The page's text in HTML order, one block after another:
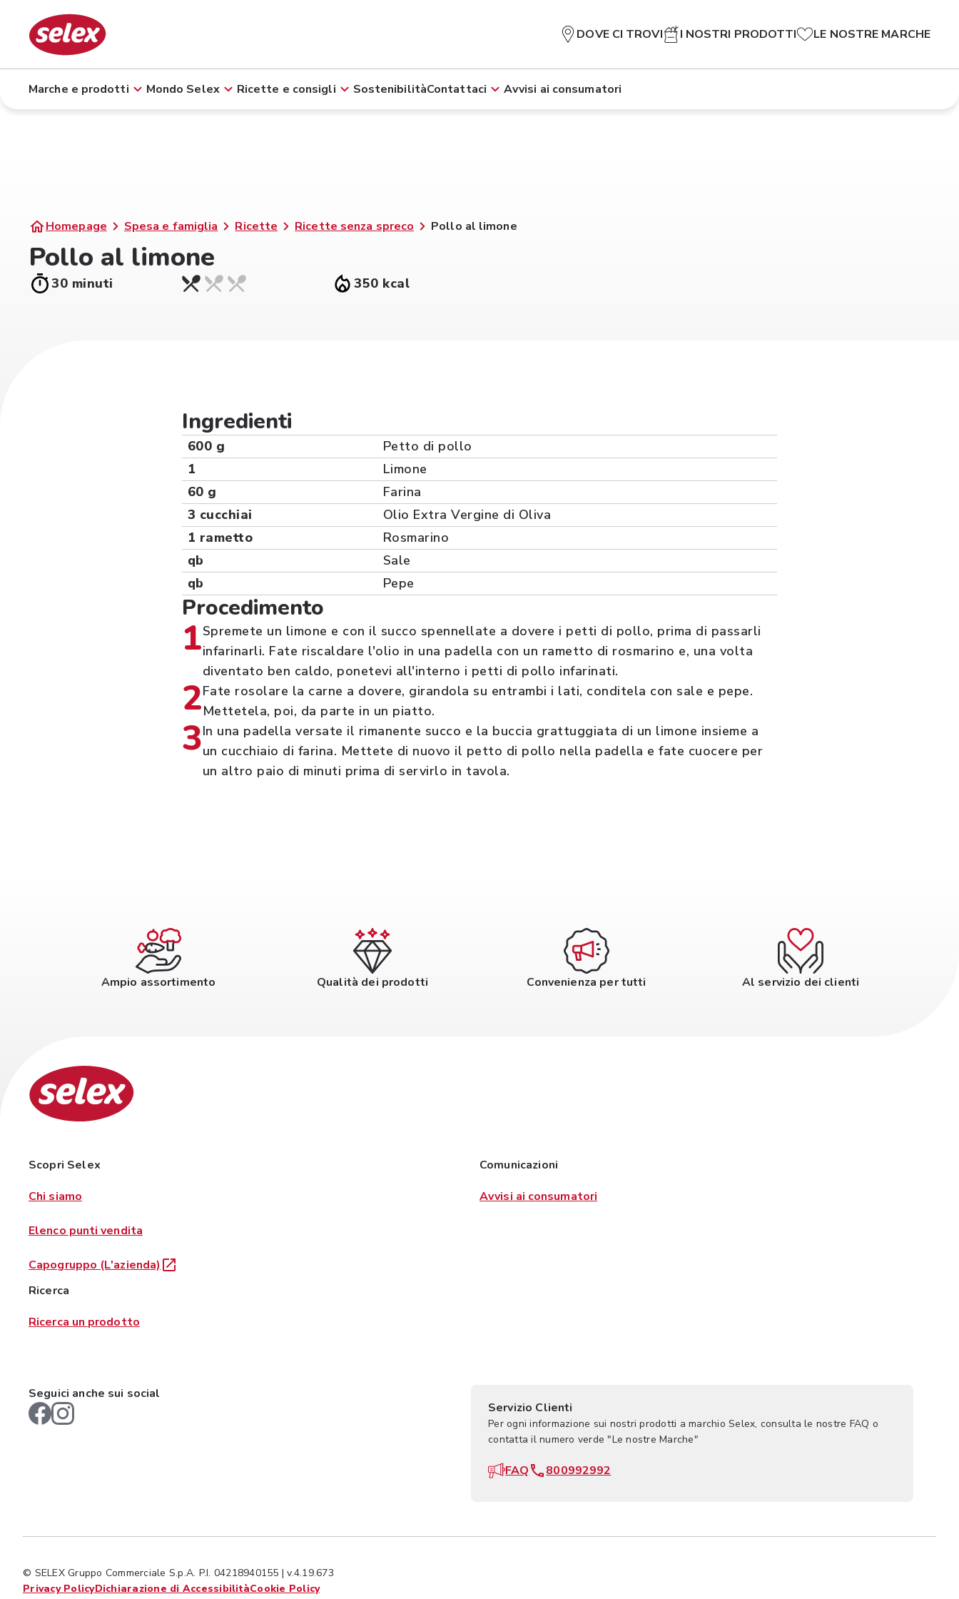
DOVE CI TROVI I NOSTRI PRODOTTI LE NOSTRE MARCHE
Marche e prodotti Mondo Selex Ricette e consigli SostenibilitàContattaci Avvisi ai consumatori
Homepage Spesa e famiglia Ricette Ricette senza spreco Pollo al limone
Pollo al limone
30 minuti 350 kcal
Ingredienti
600 g
Petto di pollo
1
Limone
60 g
Farina
3 cucchiai
Olio Extra Vergine di Oliva
1 rametto
Rosmarino
qb
Sale
qb
Pepe
Procedimento
1Spremete un limone e con il succo spennellate a dovere i petti di pollo, prima di passarli
infarinarli. Fate riscaldare l'olio in una padella con un rametto di rosmarino e, una volta
diventato ben caldo, ponetevi all'interno i petti di pollo infarinati.
2Fate rosolare la carne a dovere, girandola su entrambi i lati, conditela con sale e pepe.
Mettetela, poi, da parte in un piatto.
3In una padella versate il rimanente succo e la buccia grattuggiata di un limone insieme a
un cucchiaio di farina. Mettete di nuovo il petto di pollo nella padella e fate cuocere per
un altro paio di minuti prima di servirlo in tavola.
Ampio assortimento Qualità dei prodotti Convenienza per tutti Al servizio dei clienti
Scopri Selex
Chi siamo
Elenco punti vendita
Capogruppo (L'azienda)
Comunicazioni
Avvisi ai consumatori
Ricerca
Ricerca un prodotto
Seguici anche sui social
Servizio Clienti
Per ogni informazione sui nostri prodotti a marchio Selex, consulta le nostre FAQ o
contatta il numero verde "Le nostre Marche"
FAQ 800992992
© SELEX Gruppo Commerciale S.p.A. P.I. 04218940155 | v.4.19.673
Privacy PolicyDichiarazione di AccessibilitàCookie Policy